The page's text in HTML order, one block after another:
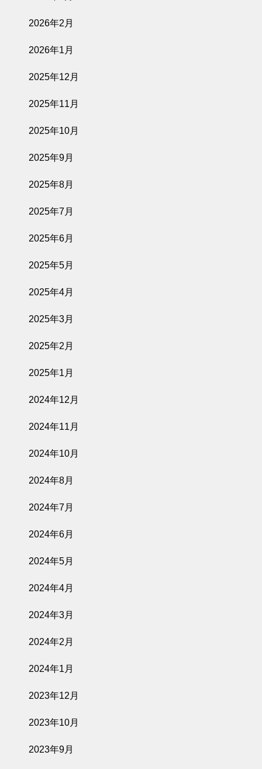
2026年2月
2026年1月
2025年12月
2025年11月
2025年10月
2025年9月
2025年8月
2025年7月
2025年6月
2025年5月
2025年4月
2025年3月
2025年2月
2025年1月
2024年12月
2024年11月
2024年10月
2024年8月
2024年7月
2024年6月
2024年5月
2024年4月
2024年3月
2024年2月
2024年1月
2023年12月
2023年10月
2023年9月